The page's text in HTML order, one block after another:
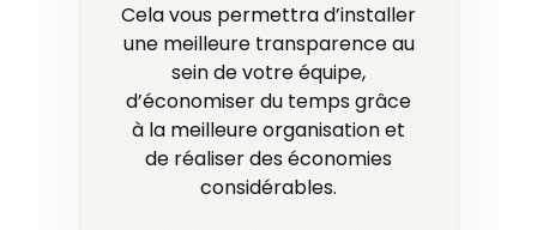
Cela vous permettra d’installer
une meilleure transparence au
sein de votre équipe,
d’économiser du temps grâce
à la meilleure organisation et
de réaliser des économies
considérables.